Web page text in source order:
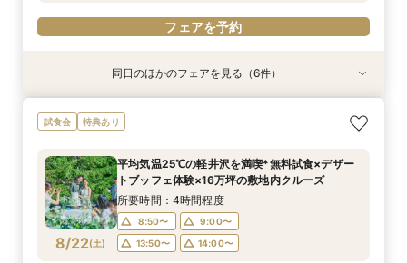
フェアを予約
フェアを予約
8/21(金)
2026年度婚礼応援！挙式料プレゼント付き特別
相談会【家族婚・マタニティウエディングにもお
所要時間：3時間程度
フェアを予約
8/21(金)
総合リゾート満喫！お得に下見宿泊×レストラン
優待で滞在ウエディング体験【1日1組限定でホテ
所要時間：3時間程度
フェアを予約
8/21(金)
【60分だけ】クイック見学会♪＼平日は愛犬と参
加OK／
11:00〜
12:00〜
13:00〜
14:00〜
15:00〜
8/21(金)
＼豪華特典！／軽井沢リゾ婚ダンドリ相談×館内
見学ツアー×国内3泊ハネムーン特典【ホテル
ストラン15％OFF利用券プレゼント】
所要時間：3時間程度
13:00〜
14:00〜
フェアを予約
8/21(金)
【オンライン】映像でチャペル・会場見学＆見積
相談／仮予約OK
11:00〜
12:00〜
13:00〜
14:00〜
フェアを予約
8/21(金)
【品川サロン他】全国サロンでリゾート挙式相談
会～最短60分～
コンシェルジュデスク
所要時間：2時間程度
11:00〜
12:00〜
13:00〜
14:00〜
15:00〜
同日のほかのフェアを見る（6件）
試食会 特典あり
8/22(土)
平均気温25℃の軽井沢を満喫*無料試食×デザー
トブッフェ体験×16万坪の敷地内クルーズ
所要時間：4時間程度
8:50〜
9:00〜
13:50〜
14:00〜